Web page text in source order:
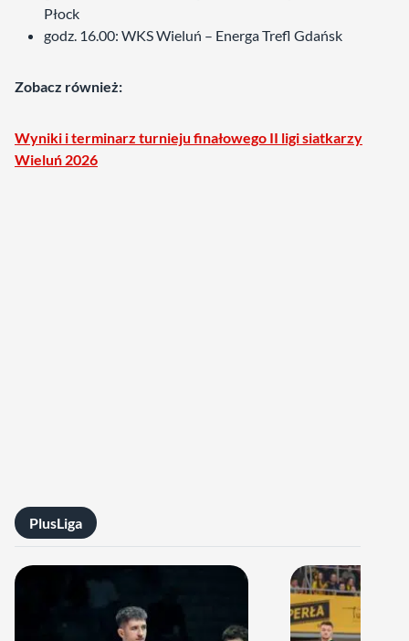
Płock
godz. 16.00: WKS Wieluń – Energa Trefl Gdańsk
Zobacz również:
Wyniki i terminarz turnieju finałowego II ligi siatkarzy
Wieluń 2026
PlusLiga